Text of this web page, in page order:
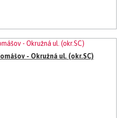
- Okružná ul. (okr.SC)